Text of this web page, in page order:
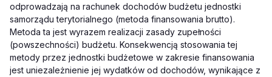
odprowadzają na rachunek dochodów budżetu jednostki
samorządu terytorialnego (metoda finansowania brutto).
Metoda ta jest wyrazem realizacji zasady zupełności
(powszechności) budżetu. Konsekwencją stosowania tej
metody przez jednostki budżetowe w zakresie finansowania
jest uniezależnienie jej wydatków od dochodów, wynikające z